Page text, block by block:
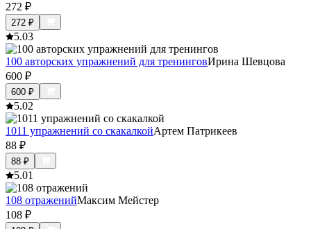
272 ₽
272 ₽
5.03
100 авторских упражнений для тренинговИрина Шевцова
600 ₽
600 ₽
5.02
1011 упражнений со скакалкойАртем Патрикеев
88 ₽
88 ₽
5.01
108 отраженийМаксим Мейстер
108 ₽